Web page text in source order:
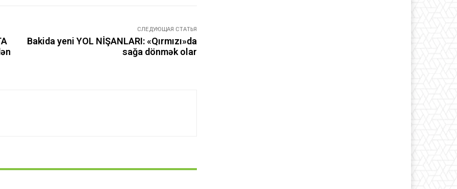
СЛЕДУЮЩАЯ СТАТЬЯ
Bakida yeni YOL NİŞANLARI: «Qırmızı»da
sağa dönmək olar